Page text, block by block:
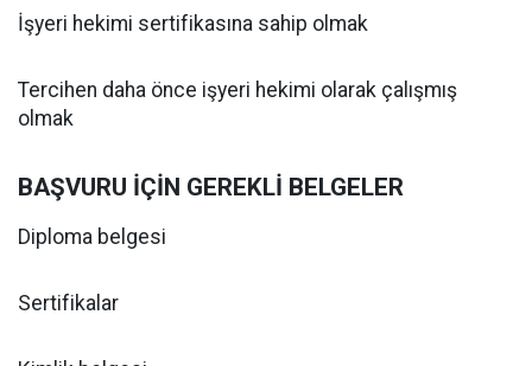
İşyeri hekimi sertifikasına sahip olmak
Tercihen daha önce işyeri hekimi olarak çalışmış
olmak
BAŞVURU İÇİN GEREKLİ BELGELER
Diploma belgesi
Sertifikalar